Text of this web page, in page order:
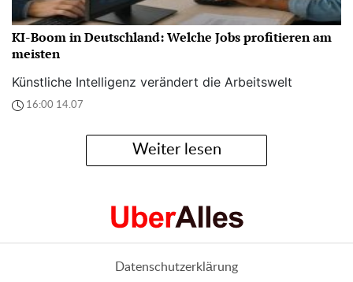
KI-Boom in Deutschland: Welche Jobs profitieren am
meisten
Künstliche Intelligenz verändert die Arbeitswelt
16:00 14.07
Weiter lesen
Datenschutzerklärung